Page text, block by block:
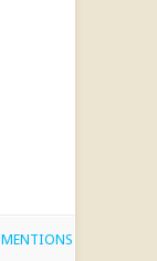
MENTIONS